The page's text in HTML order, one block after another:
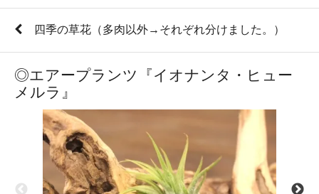
四季の草花（多肉以外→それぞれ分けました。）
◎エアープランツ『イオナンタ・ヒュー
メルラ』